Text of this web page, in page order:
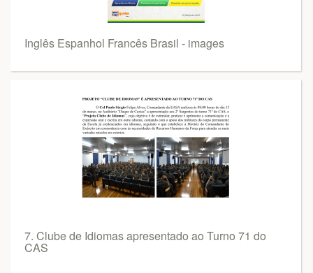
Inglês Espanhol Francês Brasil - images
7. Clube de Idiomas apresentado ao Turno 71 do
CAS